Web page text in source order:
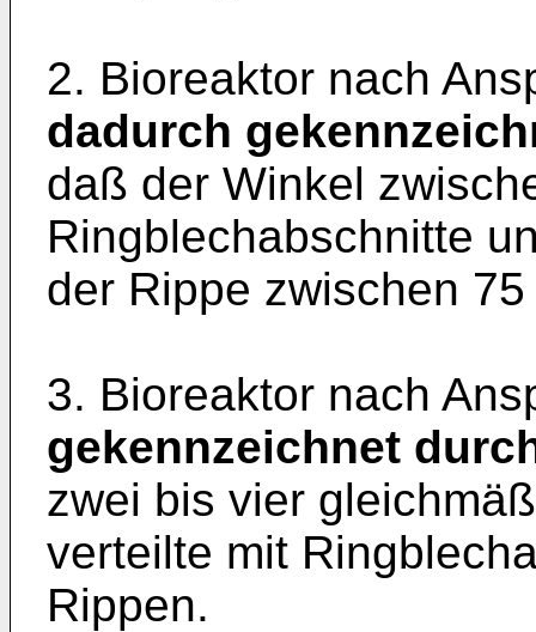
2. Bioreaktor nach
dadurch
daß der Winkel
Ring­blechabschnitte
der Rippe zwischen
3. Bioreaktor nach
gekennzeichnet
zwei bis vier
verteilte mit
Rippen.